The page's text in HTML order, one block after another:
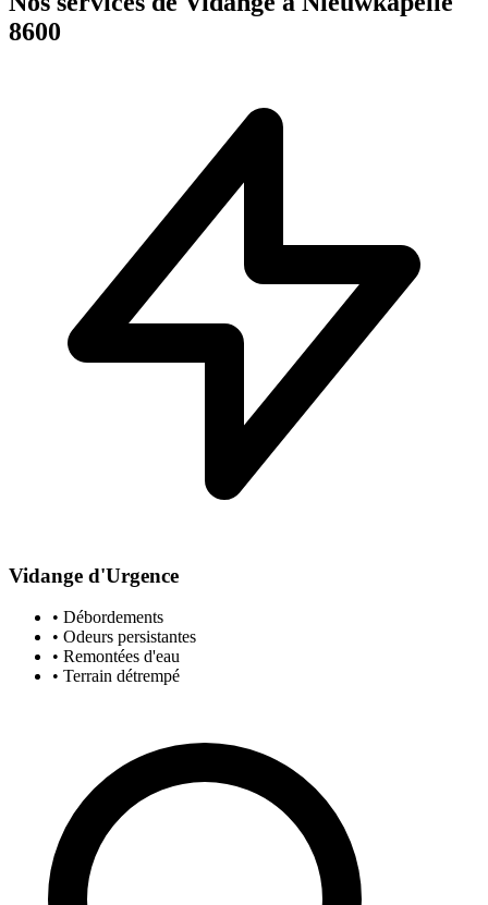
8600
Vidange d'Urgence
• Débordements
• Odeurs persistantes
• Remontées d'eau
• Terrain détrempé